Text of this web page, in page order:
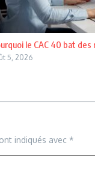
le CAC 40 bat
5, 2026
indiqués avec *